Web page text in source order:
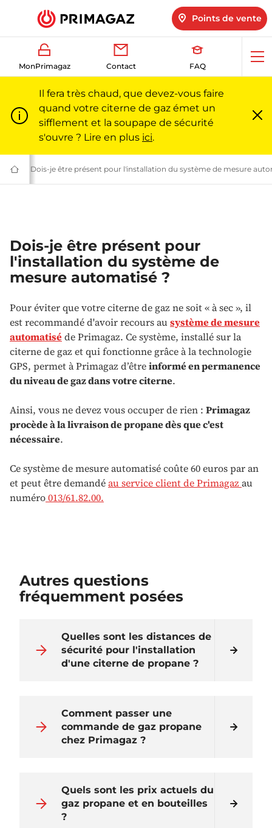
Points de vente
MonPrimagaz Contact FAQ
Il fera très chaud, que devez-vous faire
quand votre citerne de gaz émet un
sifflement et la soupape de sécurité
s'ouvre ? Lire en plus ici.
Du
gaz
Primagaz
de gaz propane | Primagaz
Tout savoir sur le système de mesure des citernes de gaz |
Dois-je être présent pour l'installation du système de mesure
Dois-je être présent pour
l'installation du système de
mesure automatisé ?
Pour éviter que votre citerne de gaz ne soit « à sec », il
est recommandé d'avoir recours ausystème de mesure
automatisé de Primagaz. Ce système, installé sur la
citerne de gaz et qui fonctionne grâce à la technologie
GPS, permet à Primagaz d’êtreinforméen permanence
du niveau de gaz dans votre citerne.
Ainsi, vous ne devez vous occuper de rien : Primagaz
procède à la livraison de propane dès que c'est
nécessaire.
Ce système de mesure automatisé coûte 60 euros par an
et peut être demandéau service client de Primagazau
numéro013/61.82.00.
Autres questions
fréquemment posées
Quelles sont les distances de
sécurité pour l'installation
d'une citerne de propane ?
Comment passer une
commande de gaz propane
chez Primagaz ?
Quels sont les prix actuels du
gaz propane et en bouteilles
?